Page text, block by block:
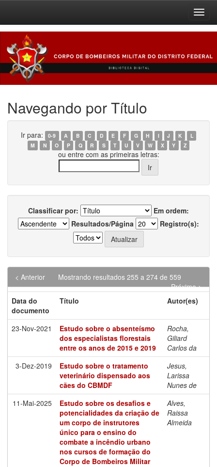
navigation
Navegando por Título
Ir para: 0-9 A B C D E F G H I J K
L
M
N O P Q R S T U V W X Y Z
ou entre com as primeiras letras:
Classificar por:
Em ordem:
Resultados/Página
Registro(s):
Mostrando resultados 255 a 274 de 559
< Anterior
Próximo >
Data do
documento
Título Autor(es)
23-Nov-2021
Estudo sobre o absenteísmo
dos especialistas florestais
entre os anos de 2015 e 2019
Rocha,
Giliard
Carlos da
3-Dez-2019
Estudo sobre o tratamento
veterinário dispensado aos
cães do CBMDF
Jesus,
Larissa
Nunes de
11-Mai-2025
Estudo sobre os desafios e
potencialidades da criação de
um corpo de instrutores
único para o ensino do
combate a incêndio urbano
nos cursos de formação do
Corpo de Bombeiros Militar
Alves,
Raissa
Almeida